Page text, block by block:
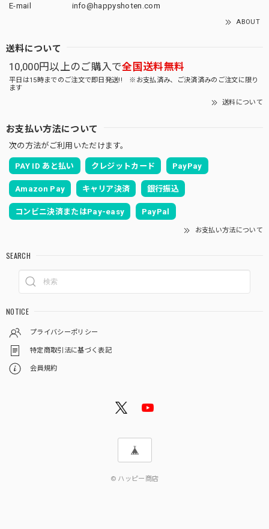
E-mail
info@happyshoten.com
ABOUT
送料について
10,000円以上のご購入で全国送料無料
平日は15時までのご注文で即日発送!! ※お支払済み、ご決済済みのご注文に限り
ます
送料について
お支払い方法について
次の方法がご利用いただけます。
PAY ID あと払い クレジットカード PayPay
Amazon Pay キャリア決済 銀行振込
コンビニ決済またはPay-easy PayPal
お支払い方法について
SEARCH
NOTICE
プライバシーポリシー
特定商取引法に基づく表記
会員規約
© ハッピー商店